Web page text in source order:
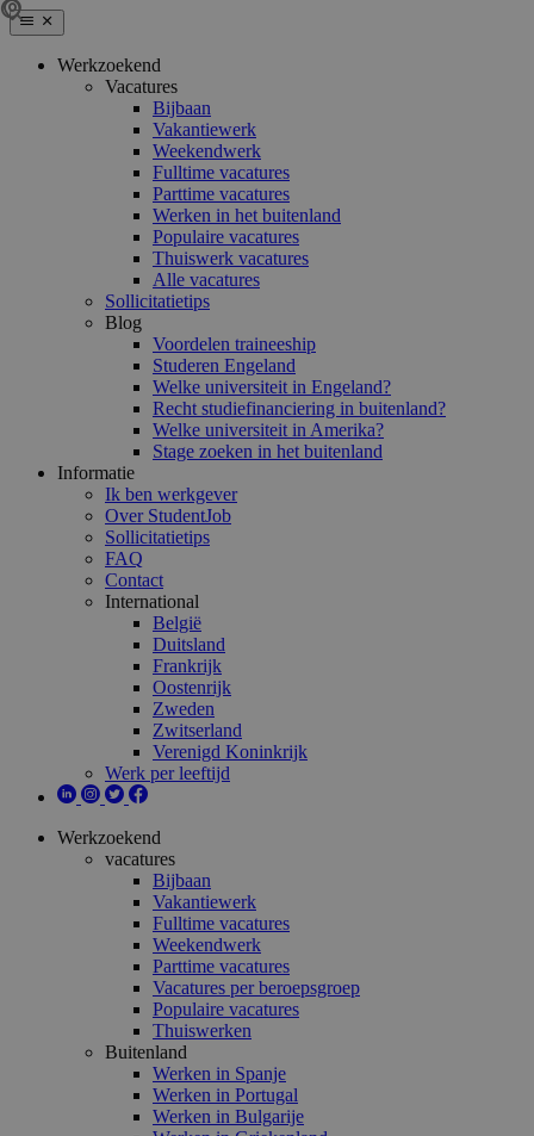
Werkzoekend
Vacatures
Bijbaan
Vakantiewerk
Weekendwerk
Fulltime vacatures
Parttime vacatures
Werken in het buitenland
Populaire vacatures
Thuiswerk vacatures
Alle vacatures
Sollicitatietips
Blog
Voordelen traineeship
Studeren Engeland
Welke universiteit in Engeland?
Recht studiefinanciering in buitenland?
Welke universiteit in Amerika?
Stage zoeken in het buitenland
Informatie
Ik ben werkgever
Over StudentJob
Sollicitatietips
FAQ
Contact
International
België
Duitsland
Frankrijk
Oostenrijk
Zweden
Zwitserland
Verenigd Koninkrijk
Werk per leeftijd
Werkzoekend
vacatures
Bijbaan
Vakantiewerk
Fulltime vacatures
Weekendwerk
Parttime vacatures
Vacatures per beroepsgroep
Populaire vacatures
Thuiswerken
Buitenland
Werken in Spanje
Werken in Portugal
Werken in Bulgarije